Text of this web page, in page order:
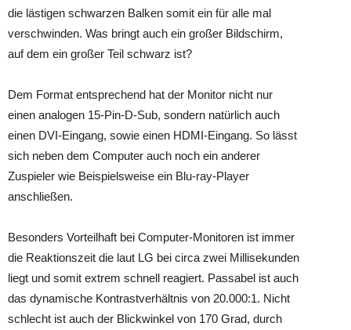
die lästigen schwarzen Balken somit ein für alle mal
verschwinden. Was bringt auch ein großer Bildschirm,
auf dem ein großer Teil schwarz ist?
Dem Format entsprechend hat der Monitor nicht nur
einen analogen 15-Pin-D-Sub, sondern natürlich auch
einen DVI-Eingang, sowie einen HDMI-Eingang. So lässt
sich neben dem Computer auch noch ein anderer
Zuspieler wie Beispielsweise ein Blu-ray-Player
anschließen.
Besonders Vorteilhaft bei Computer-Monitoren ist immer
die Reaktionszeit die laut LG bei circa zwei Millisekunden
liegt und somit extrem schnell reagiert. Passabel ist auch
das dynamische Kontrastverhältnis von 20.000:1. Nicht
schlecht ist auch der Blickwinkel von 170 Grad, durch